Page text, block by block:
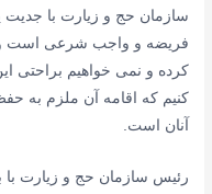
سازمان حج و زیارت با
فریضه و واجب شرعی است و
کرده و نمی خواهیم براحتی
کنیم که اقامه آن ملزم به
آنان است.
رئیس سازمان حج و زیارت با